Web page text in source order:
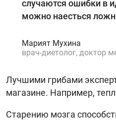
случаются ошибки в
можно наесться
Марият Мухина
врач-диетолог, доктор
Лучшими грибами
магазине. Например,
Старению мозга